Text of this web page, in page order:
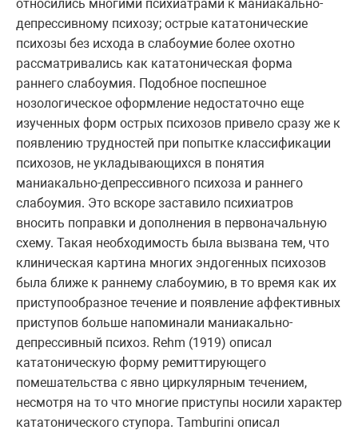
относились многими психиатрами к маниакально-
депрессивному психозу; острые кататонические
психозы без исхода в слабоумие более охотно
рассматривались как кататоническая форма
раннего слабоумия. Подобное поспешное
нозологическое оформление недостаточно еще
изученных форм острых психозов привело сразу же к
появлению трудностей при попытке классификации
психозов, не укладывающихся в понятия
маниакально-депрессивного психоза и раннего
слабоумия. Это вскоре заставило психиатров
вносить поправки и дополнения в первоначальную
схему. Такая необходимость была вызвана тем, что
клиническая картина многих эндогенных психозов
была ближе к раннему слабоумию, в то время как их
приступообразное течение и появление аффективных
приступов больше напоминали маниакально-
депрессивный психоз. Rehm (1919) описал
кататоническую форму ремиттирующего
помешательства с явно циркулярным течением,
несмотря на то что многие приступы носили характер
кататонического ступора. Tamburini описал